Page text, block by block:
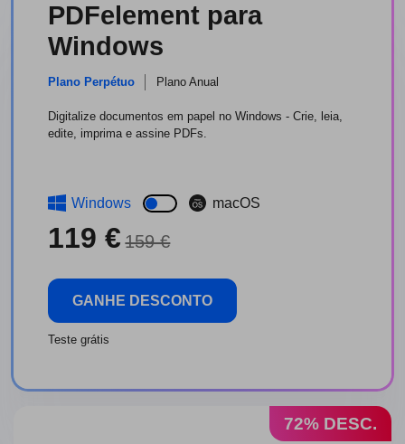
PDFelement para
Windows
Plano Perpétuo Plano Anual
Digitalize documentos em papel no Windows - Crie, leia,
edite, imprima e assine PDFs.
Windows macOS
119 € 159 €
GANHE DESCONTO
Teste grátis
72% DESC.